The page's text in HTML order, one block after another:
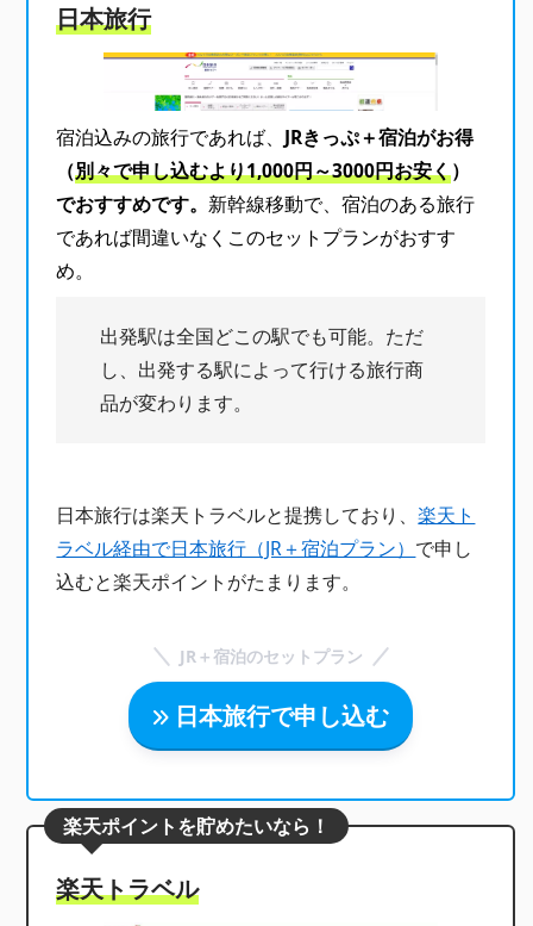
日本旅行
宿泊込みの旅行であれば、 JRきっぷ＋宿泊がお得
（別々で申し込むより1,000円～3000円お安く）
でおすすめです。 新幹線移動で、宿泊のある旅行
であれば間違いなくこのセットプランがおすす
め。
出発駅は全国どこの駅でも可能。ただ
し、出発する駅によって行ける旅行商
品が変わります。
日本旅行は楽天トラベルと提携しており、楽天ト
ラベル経由で日本旅行（JR＋宿泊プラン） で申し
込むと楽天ポイントがたまります。
JR＋宿泊のセットプラン
日本旅行で申し込む
楽天ポイントを貯めたいなら！
楽天トラベル